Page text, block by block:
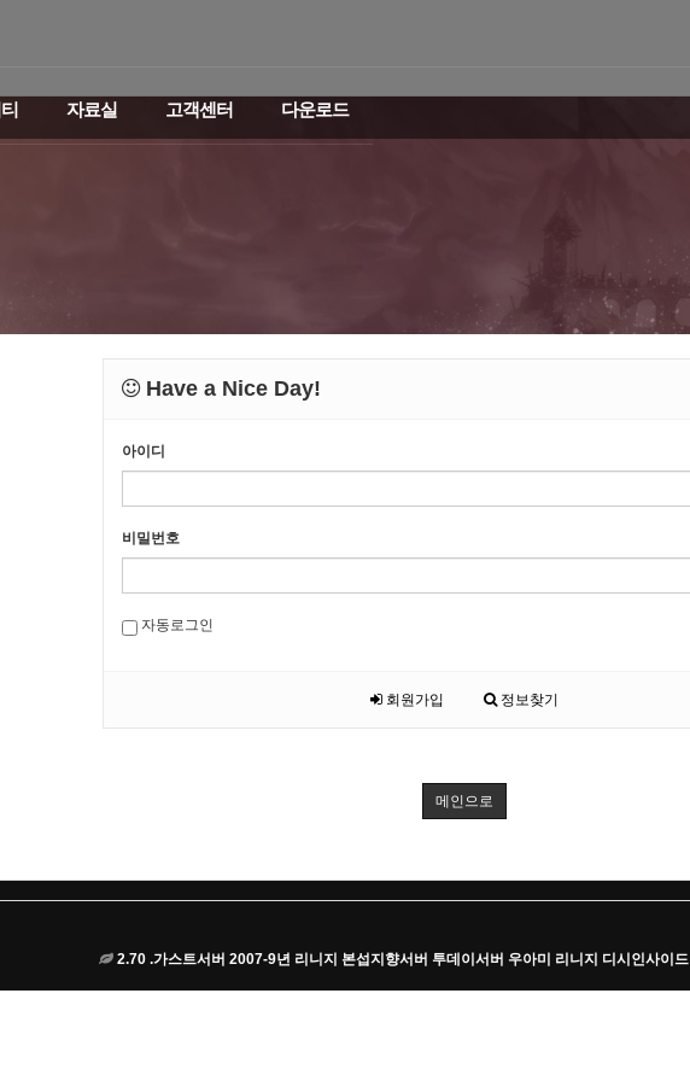
자료실 고객센터 다운로드
Have a Nice Day!
아이디
비밀번호
자동로그인
회원가입 정보찾기
메인으로
2.70 .가스트서버 2007-9년 리니지 본섭지향서버 투데이서버 우아미 리니지 디시인사이드